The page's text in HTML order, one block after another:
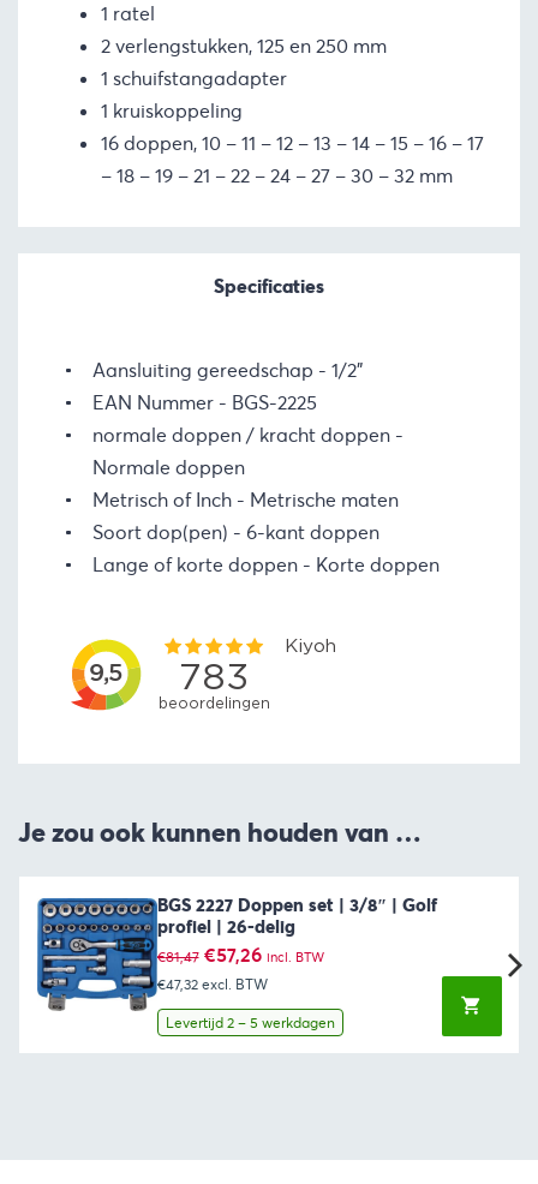
1 ratel
2 verlengstukken, 125 en 250 mm
1 schuifstangadapter
1 kruiskoppeling
16 doppen, 10 – 11 – 12 – 13 – 14 – 15 – 16 – 17
– 18 – 19 – 21 – 22 – 24 – 27 – 30 – 32 mm
Specificaties
Aansluiting gereedschap
1/2"
EAN Nummer
BGS-2225
normale doppen / kracht doppen
Normale doppen
Metrisch of Inch
Metrische maten
Soort dop(pen)
6-kant doppen
Lange of korte doppen
Korte doppen
Je zou ook kunnen houden van …
BGS 2227 Doppen set | 3/8″ | Golf
profiel | 26-delig
€81,47 Oorspronkelijke
prijs
was:
€81,47.
€57,26Huidige
prijs
is:
€57,26.
incl. BTW
€47,32 excl. BTW
Levertijd 2 – 5 werkdagen